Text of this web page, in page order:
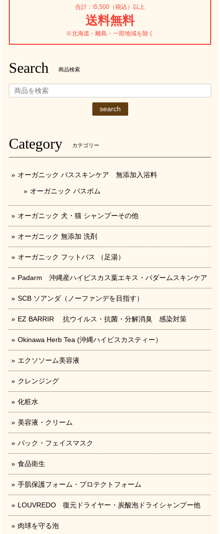
合計：\5,500（税込）以上
送料無料
※北海道・離島・一部地域を除く
Search 商品検索
search
Category カテゴリー
オーガニック バススキンケア 無添加入浴料
オーガニック バスボム
オーガニック 犬・猫 シャンプーその他
オーガニック 無添加 洗剤
オーガニック フットバス （足湯）
Padarm 沖縄産ハイビスカス葉エキス・パダームスキンケア
SCB ソアンダ（ノーファンデを目指す）
EZ BARRIR 抗ウイルス・抗菌・分解消臭 感染対策
Okinawa Herb Tea (沖縄ハイビスカスティー）
エクソソーム美容液
クレンジング
化粧水
美容液・クリーム
パック・フェイスマスク
食品衛生
手肌保護フォーム・プロテクトフォーム
LOUVREDO 復元ドライヤー・炭酸泡ドライシャンプー他
肉球を守る泡